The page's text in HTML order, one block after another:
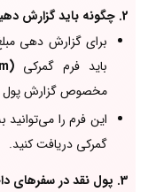
2. چگونه باید گزارش دهید؟
برای گزارش دهی
باید فرم گمرکی (Customs Declaration Form)
مخصوص گزارش پول
این فرم را
گمرکی دریافت کنید.
3. پول نقد در سفرهای داخلی و بین‌المللی